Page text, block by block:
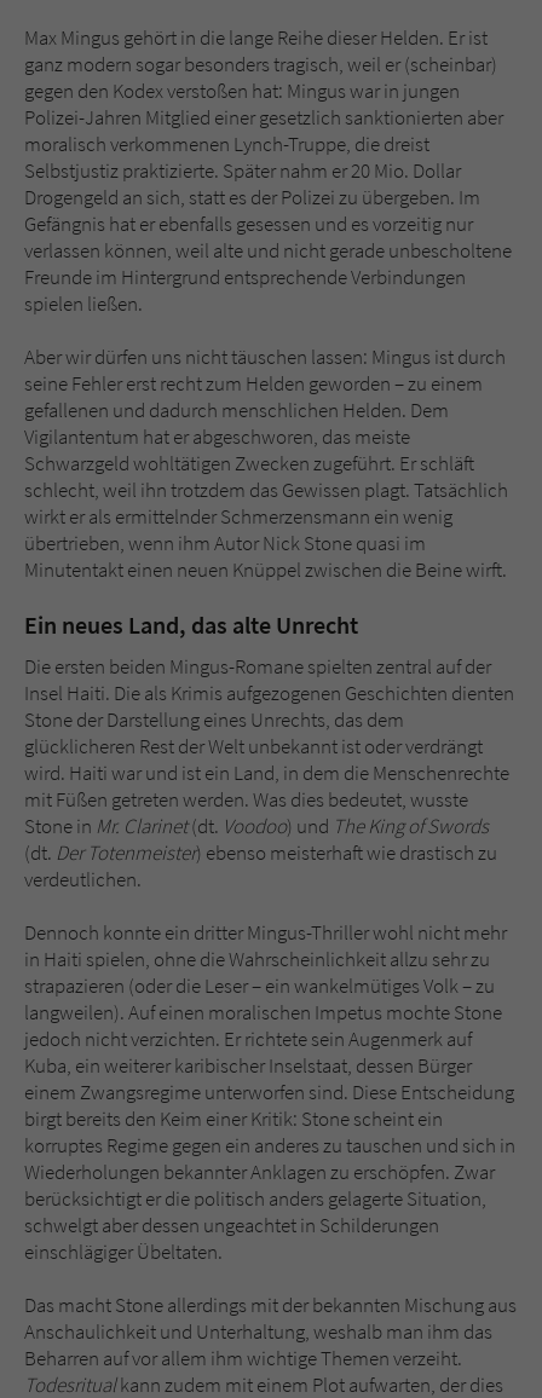
Max Mingus gehört in die lange Reihe dieser Helden. Er ist
ganz modern sogar besonders tragisch, weil er (scheinbar)
gegen den Kodex verstoßen hat: Mingus war in jungen
Polizei-Jahren Mitglied einer gesetzlich sanktionierten aber
moralisch verkommenen Lynch-Truppe, die dreist
Selbstjustiz praktizierte. Später nahm er 20 Mio. Dollar
Drogengeld an sich, statt es der Polizei zu übergeben. Im
Gefängnis hat er ebenfalls gesessen und es vorzeitig nur
verlassen können, weil alte und nicht gerade unbescholtene
Freunde im Hintergrund entsprechende Verbindungen
spielen ließen.
Aber wir dürfen uns nicht täuschen lassen: Mingus ist durch
seine Fehler erst recht zum Helden geworden – zu einem
gefallenen und dadurch menschlichen Helden. Dem
Vigilantentum hat er abgeschworen, das meiste
Schwarzgeld wohltätigen Zwecken zugeführt. Er schläft
schlecht, weil ihn trotzdem das Gewissen plagt. Tatsächlich
wirkt er als ermittelnder Schmerzensmann ein wenig
übertrieben, wenn ihm Autor Nick Stone quasi im
Minutentakt einen neuen Knüppel zwischen die Beine wirft.
Ein neues Land, das alte Unrecht
Die ersten beiden Mingus-Romane spielten zentral auf der
Insel Haiti. Die als Krimis aufgezogenen Geschichten dienten
Stone der Darstellung eines Unrechts, das dem
glücklicheren Rest der Welt unbekannt ist oder verdrängt
wird. Haiti war und ist ein Land, in dem die Menschenrechte
mit Füßen getreten werden. Was dies bedeutet, wusste
Stone in Mr. Clarinet(dt. Voodoo) und The King of Swords
(dt. Der Totenmeister) ebenso meisterhaft wie drastisch zu
verdeutlichen.
Dennoch konnte ein dritter Mingus-Thriller wohl nicht mehr
in Haiti spielen, ohne die Wahrscheinlichkeit allzu sehr zu
strapazieren (oder die Leser – ein wankelmütiges Volk – zu
langweilen). Auf einen moralischen Impetus mochte Stone
jedoch nicht verzichten. Er richtete sein Augenmerk auf
Kuba, ein weiterer karibischer Inselstaat, dessen Bürger
einem Zwangsregime unterworfen sind. Diese Entscheidung
birgt bereits den Keim einer Kritik: Stone scheint ein
korruptes Regime gegen ein anderes zu tauschen und sich in
Wiederholungen bekannter Anklagen zu erschöpfen. Zwar
berücksichtigt er die politisch anders gelagerte Situation,
schwelgt aber dessen ungeachtet in Schilderungen
einschlägiger Übeltaten.
Das macht Stone allerdings mit der bekannten Mischung aus
Anschaulichkeit und Unterhaltung, weshalb man ihm das
Beharren auf vor allem ihm wichtige Themen verzeiht.
Todesritualkann zudem mit einem Plot aufwarten, der dies